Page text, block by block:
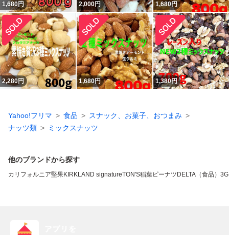
1,680円 2,000円 1,680円
2,280円 1,680円 1,380円
Yahoo!フリマ 食品
スナック、お菓子、おつまみ
ナッツ類
ミックスナッツ
他のブランドから探す
カリフォルニア堅果KIRKLAND signatureTON'S稲葉ピーナツ DELTA（食品）